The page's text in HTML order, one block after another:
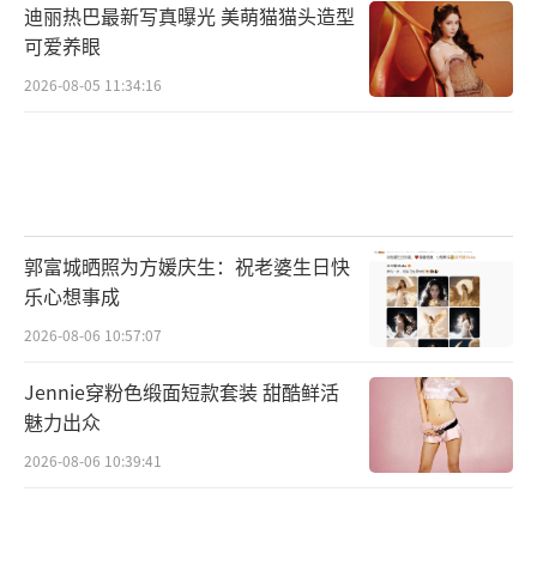
迪丽热巴最新写真曝光 美萌猫猫头造型
可爱养眼
2026-08-05 11:34:16
郭富城晒照为方媛庆生：祝老婆生日快
乐心想事成
2026-08-06 10:57:07
Jennie穿粉色缎面短款套装 甜酷鲜活
魅力出众
2026-08-06 10:39:41